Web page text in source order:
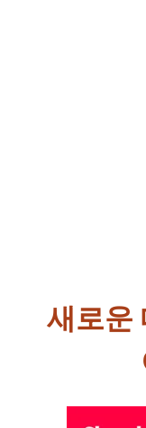
새로운